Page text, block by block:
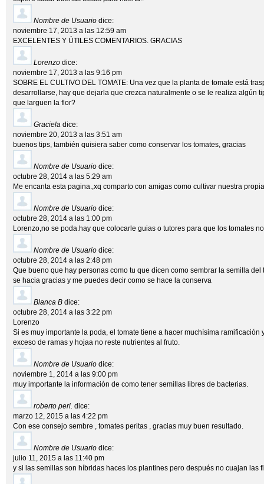
Nombre de Usuario dice:
noviembre 17, 2013 a las 12:59 am
EXCELENTES Y ÚTILES COMENTARIOS. GRACIAS
Lorenzo dice:
noviembre 17, 2013 a las 9:16 pm
SOBRE EL CULTIVO DEL TOMATE: Una vez que la planta de tomate está
desarrollarse, hay que dejarla que crezca naturalmente o se le realiza algún
que larguen la flor?
Graciela dice:
noviembre 20, 2013 a las 3:51 am
buenos tips, también quisiera saber como conservar los tomates, gracias
Nombre de Usuario dice:
octubre 28, 2014 a las 5:29 am
Me encanta esta pagina.,xq comparto con amigas como cultivar nuestra
Nombre de Usuario dice:
octubre 28, 2014 a las 1:00 pm
Lorenzo,no se poda.hay que colocarle guias o tutores para que los tomates
Nombre de Usuario dice:
octubre 28, 2014 a las 2:48 pm
Que bueno que hay personas como tu que dicen como sembrar la semilla
se hacia gracias y me puedes decir como se hace la conserva
Blanca B dice:
octubre 28, 2014 a las 3:22 pm
Lorenzo
Si es muy importante la poda, el tomate tiene a hacer muchísima ramificación
exceso de ramas y hojaa no reste nutrientes al fruto.
Nombre de Usuario dice:
noviembre 1, 2014 a las 9:00 pm
muy importante la información de como tener semillas libres de bacterias.
roberto peri. dice:
marzo 12, 2015 a las 4:22 pm
Con ese consejo sembre , tomates peritas , gracias muy buen resultado.
Nombre de Usuario dice:
julio 11, 2015 a las 11:40 pm
y si las semillas son híbridas haces los plantines pero después no cuajan las